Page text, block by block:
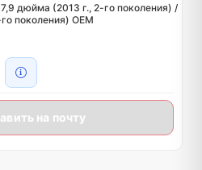
дюйма (2013 г., 2-го поколения) /
поколения) OEM
на почту